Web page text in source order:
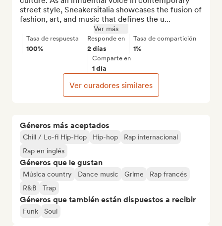
Géneros más aceptados
Chill / Lo-fi Hip-Hop Hip-hop
Rap internacional
Rap en inglés
Géneros que le gustan
Música country Dance music Grime
Rap francés
R&B
Trap
Géneros que también están dispuestos a recibir
Funk Soul
street style, Sneakersitalia showcases the fusion of
fashion, art, and music that defines the u...
Ver más
Tasa de respuesta
100%
Responde en
2 días
Tasa de compartición
1%
Comparte en
1 día
Ver curadores similares